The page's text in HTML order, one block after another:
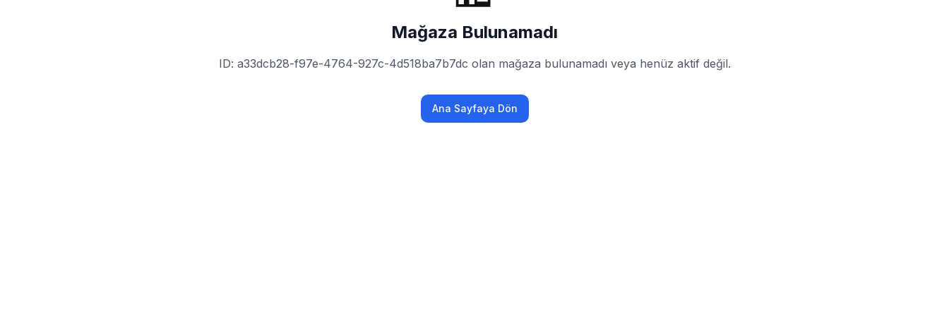
Mağaza Bulunamadı
ID: a33dcb28-f97e-4764-927c-4d518ba7b7dc olan mağaza bulunamadı veya henüz aktif değil.
Ana Sayfaya Dön